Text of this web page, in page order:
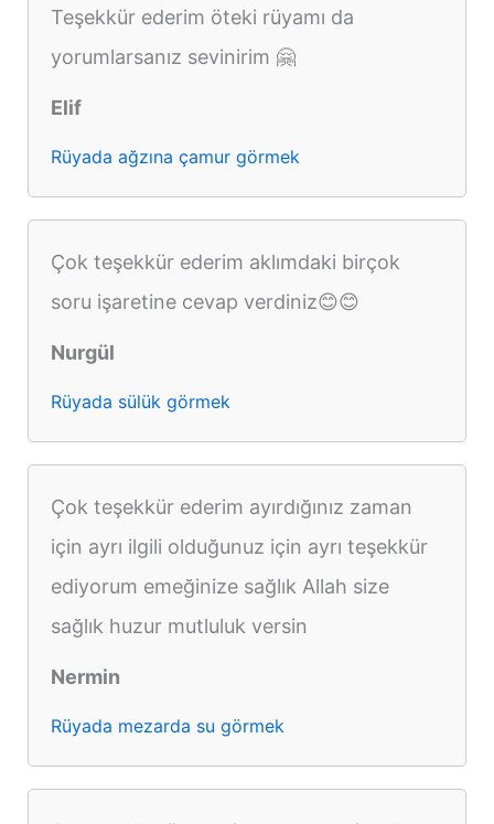
Teşekkür ederim öteki rüyamı da
yorumlarsanız sevinirim 🤗
Elif
Rüyada ağzına çamur görmek
Çok teşekkür ederim aklımdaki birçok
soru işaretine cevap verdiniz😊😊
Nurgül
Rüyada sülük görmek
Çok teşekkür ederim ayırdığınız zaman
için ayrı ilgili olduğunuz için ayrı teşekkür
ediyorum emeğinize sağlık Allah size
sağlık huzur mutluluk versin
Nermin
Rüyada mezarda su görmek